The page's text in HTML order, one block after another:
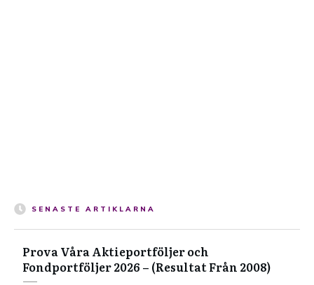
SENASTE ARTIKLARNA
Prova Våra Aktieportföljer och
Fondportföljer 2026 – (Resultat Från 2008)